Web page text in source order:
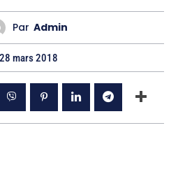
Par Admin
28 mars 2018